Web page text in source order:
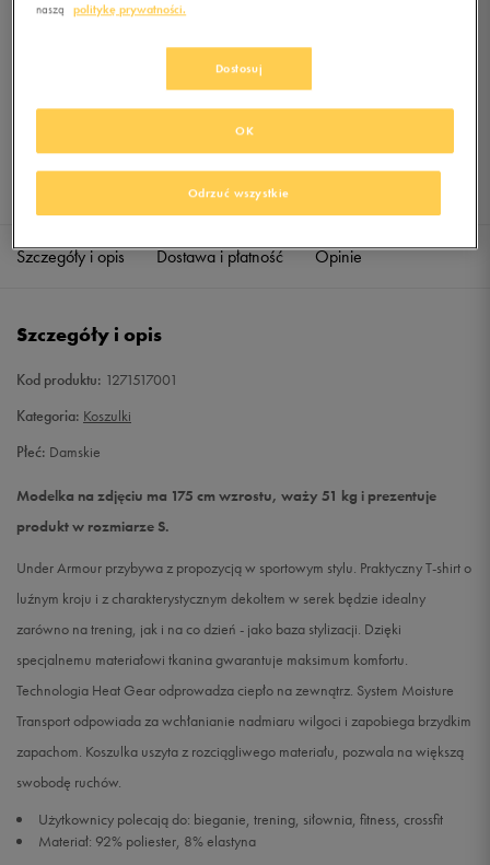
Jeśli artykuł będzie ponownie dostępny, otrzymasz od nas powiadomienie.
Powiadom o dostępności
S Powiadom o dostępności
Sprawdź dostępność w salonach
Szczegóły i opis Dostawa i płatność Opinie
Szczegóły i opis
Kod produktu: 1271517001
Kategoria: Koszulki
Płeć: Damskie
Modelka na zdjęciu ma 175 cm wzrostu, waży 51 kg i prezentuje
produkt w rozmiarze S.
Under Armour przybywa z propozycją w sportowym stylu. Praktyczny T-shirt o
luźnym kroju i z charakterystycznym dekoltem w serek będzie idealny
zarówno na trening, jak i na co dzień - jako baza stylizacji. Dzięki
specjalnemu materiałowi tkanina gwarantuje maksimum komfortu.
Technologia Heat Gear odprowadza ciepło na zewnątrz. System Moisture
Transport odpowiada za wchłanianie nadmiaru wilgoci i zapobiega brzydkim
zapachom. Koszulka uszyta z rozciągliwego materiału, pozwala na większą
swobodę ruchów.
Użytkownicy polecają do: bieganie, trening, siłownia, fitness, crossfit
Materiał: 92% poliester, 8% elastyna
naszą
politykę prywatności.
Dostosuj
Odrzuć wszystkie
OK